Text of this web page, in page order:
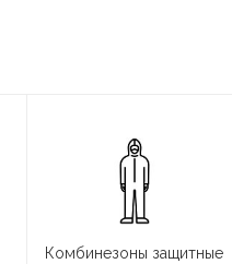
Комбинезоны защитные